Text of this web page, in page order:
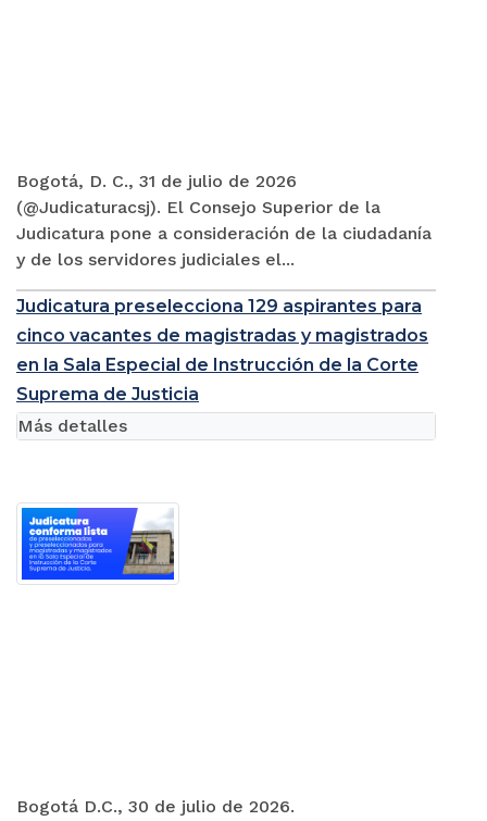
Bogotá, D. C., 31 de julio de 2026
(@Judicaturacsj). El Consejo Superior de la
Judicatura pone a consideración de la ciudadanía
y de los servidores judiciales el...
Judicatura preselecciona 129 aspirantes para
cinco vacantes de magistradas y magistrados
en la Sala Especial de Instrucción de la Corte
Suprema de Justicia
Bogotá D.C., 30 de julio de 2026.
Más detalles